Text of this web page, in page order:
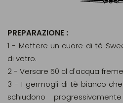
PREPARAZIONE :
1 - Mettere un cuore di tè
di vetro.
2 - Versare 50 cl d'acqua
3 - I germogli di tè bianco
schiudono